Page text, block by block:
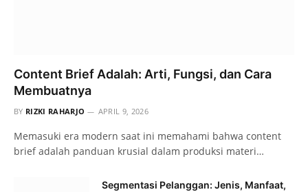
Content Brief Adalah: Arti, Fungsi, dan Cara
Membuatnya
BY RIZKI RAHARJO APRIL 9, 2026
Memasuki era modern saat ini memahami bahwa content
brief adalah panduan krusial dalam produksi materi…
Segmentasi Pelanggan: Jenis, Manfaat,